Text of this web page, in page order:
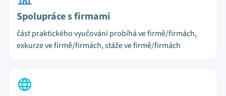
Spolupráce s firmami
část praktického vyučování probíhá ve firmě/firmách,
exkurze ve firmě/firmách, stáže ve firmě/firmách